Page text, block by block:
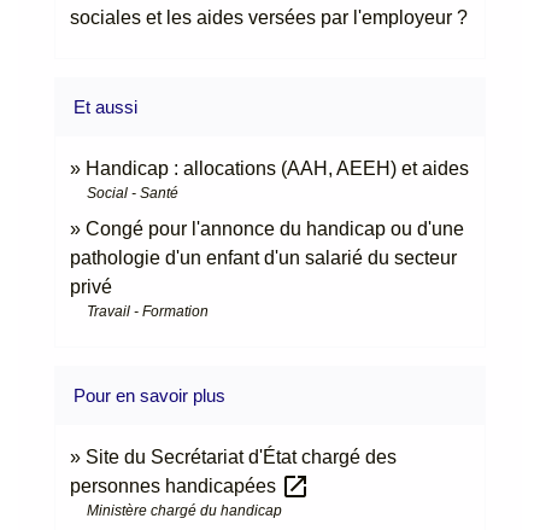
sociales et les aides versées par l'employeur ?
Et aussi
Handicap : allocations (AAH, AEEH) et aides
Social - Santé
Congé pour l'annonce du handicap ou d'une
pathologie d'un enfant d'un salarié du secteur
privé
Travail - Formation
Pour en savoir plus
Site du Secrétariat d'État chargé des
personnes handicapées open_in_new
Ministère chargé du handicap